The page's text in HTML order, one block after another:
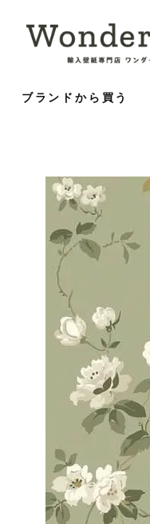
ブランドから買う